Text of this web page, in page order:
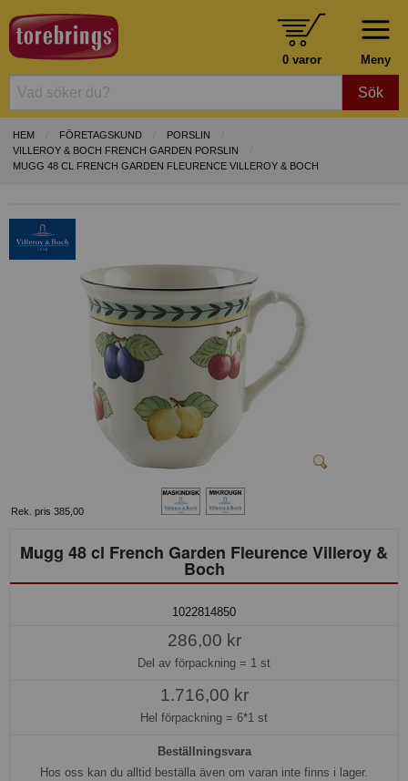
Meny
0 varor
Sök
HEM FÖRETAGSKUND
PORSLIN
VILLEROY & BOCH FRENCH GARDEN PORSLIN
MUGG 48 CL FRENCH GARDEN FLEURENCE VILLEROY & BOCH
Rek. pris 385,00
Mugg 48 cl French Garden Fleurence Villeroy &
Boch
1022814850
286,00 kr
Del av förpackning = 1 st
1.716,00 kr
Hel förpackning = 6*1 st
Beställningsvara
Hos oss kan du alltid beställa även om varan inte finns i lager.